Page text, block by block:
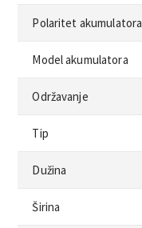
Polaritet akumulatora
Model akumulatora
Održavanje
Tip
Dužina
Širina